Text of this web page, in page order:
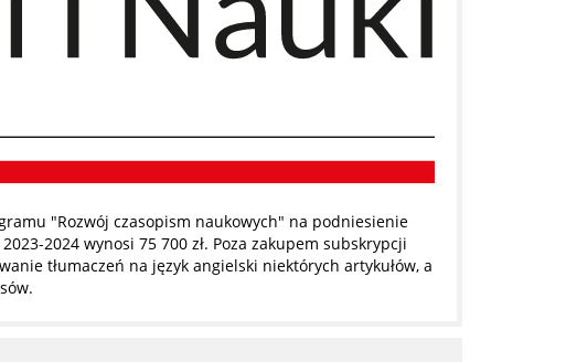
"Rozwój czasopism naukowych" na podniesienie
2024 wynosi 75 700 zł. Poza zakupem subskrypcji
tłumaczeń na język angielski niektórych artykułów, a